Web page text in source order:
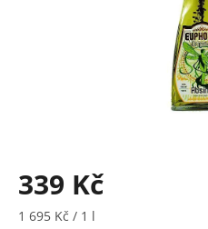
339 Kč
Měrná
1 695 Kč / 1 l